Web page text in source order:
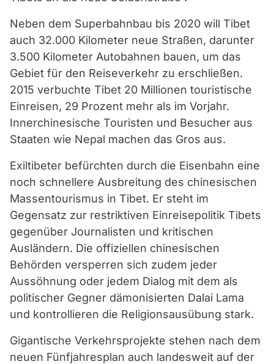
Neben dem Superbahnbau bis 2020 will Tibet
auch 32.000 Kilometer neue Straßen, darunter
3.500 Kilometer Autobahnen bauen, um das
Gebiet für den Reiseverkehr zu erschließen.
2015 verbuchte Tibet 20 Millionen touristische
Einreisen, 29 Prozent mehr als im Vorjahr.
Innerchinesische Touristen und Besucher aus
Staaten wie Nepal machen das Gros aus.
Exiltibeter befürchten durch die Eisenbahn eine
noch schnellere Ausbreitung des chinesischen
Massentourismus in Tibet. Er steht im
Gegensatz zur restriktiven Einreisepolitik Tibets
gegenüber Journalisten und kritischen
Ausländern. Die offiziellen chinesischen
Behörden versperren sich zudem jeder
Aussöhnung oder jedem Dialog mit dem als
politischer Gegner dämonisierten Dalai Lama
und kontrollieren die Religionsausübung stark.
Gigantische Verkehrsprojekte stehen nach dem
neuen Fünfjahresplan auch landesweit auf der